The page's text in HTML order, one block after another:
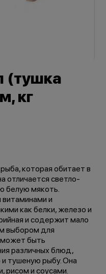
(тушка
кг
которая обитает в
отличается светло-
белую мякоть.
и
как белки, железо и
и содержит мало
выбором для
может быть
различных блюд,
тушеную рыбу. Она
рисом и соусами.